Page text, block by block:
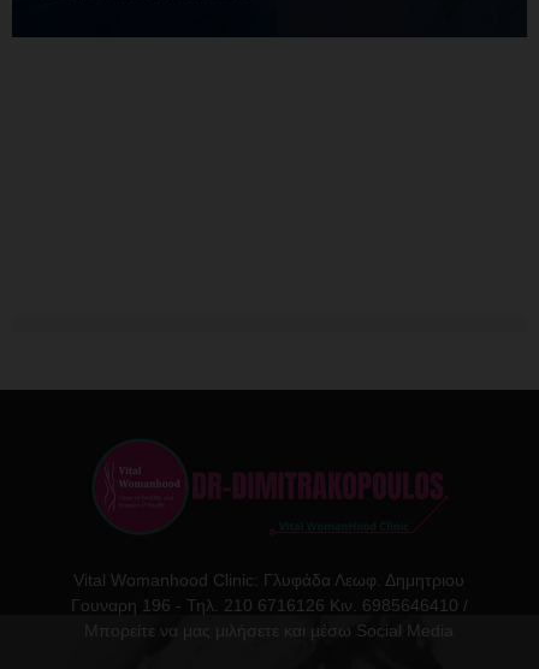
Vital Womanhood Clinic: Γλυφάδα Λεωφ. Δημητριου
Γουναρη 196 - Τηλ. 210 6716126 Κιν. 6985646410 /
Μπορείτε να μας μιλήσετε και μέσω Social Media